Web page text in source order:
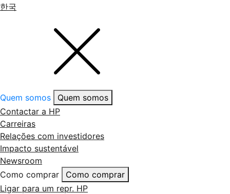
한국
Quem somos
Quem somos
Contactar a HP
Carreiras
Relações com investidores
Impacto sustentável
Newsroom
Como comprar
Como comprar
Ligar para um repr. HP